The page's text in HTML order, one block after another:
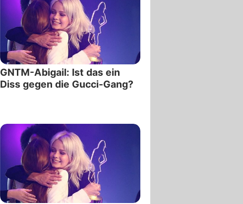
GNTM-Abigail: Ist das ein
Diss gegen die Gucci-Gang?